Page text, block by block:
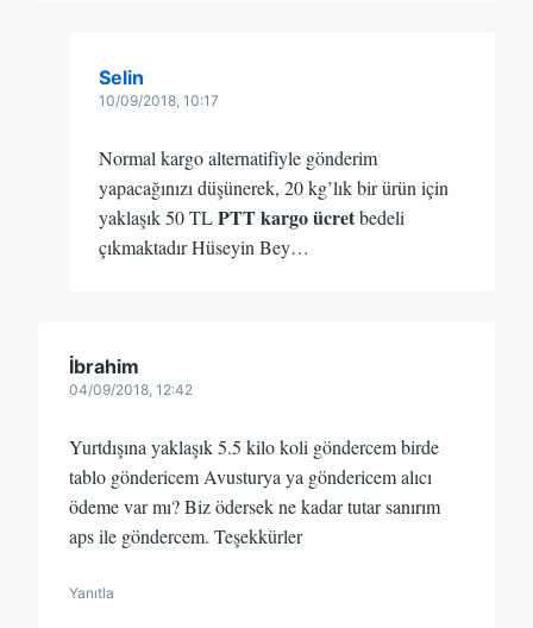
Selin
10/09/2018, 10:17
Normal kargo alternatifiyle gönderim
yapacağınızı düşünerek, 20 kg’lık bir ürün için
yaklaşık 50 TLPTT kargo ücretbedeli
çıkmaktadır Hüseyin Bey…
İbrahim
04/09/2018, 12:42
Yurtdışına yaklaşık 5.5 kilo koli göndercem birde
tablo göndericem Avusturya ya göndericem alıcı
ödeme var mı? Biz ödersek ne kadar tutar sanırım
aps ile göndercem. Teşekkürler
Yanıtla